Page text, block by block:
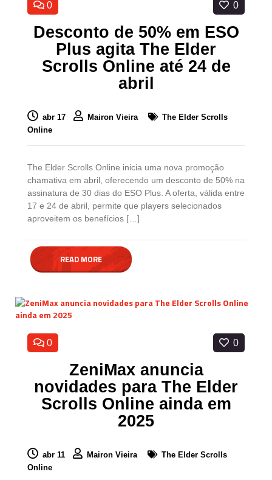
0 0
Desconto de 50% em ESO
Plus agita The Elder
Scrolls Online até 24 de
abril
abr 17 Mairon Vieira
The Elder Scrolls
Online
The Elder Scrolls Online inicia uma nova promoção
chamativa em abril, oferecendo um desconto de 50% na
assinatura de 30 dias do ESO Plus. A oferta, válida entre
17 e 24 de abril, permite que players selecionados
aproveitem os benefícios […]
READ MORE
0 0
ZeniMax anuncia
novidades para The Elder
Scrolls Online ainda em
2025
abr 11 Mairon Vieira
The Elder Scrolls
Online